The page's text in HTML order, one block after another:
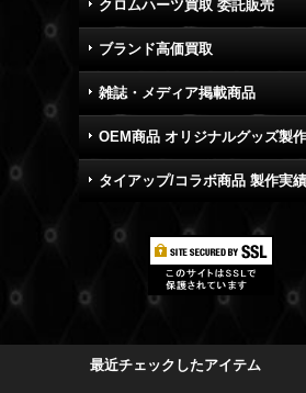
クロムハーツ買取 委託販売
ブランド高価買取
雑誌・メディア掲載商品
OEM商品 オリジナルグッズ製作
タイアップ/コラボ商品 製作実績
最近チェックしたアイテム